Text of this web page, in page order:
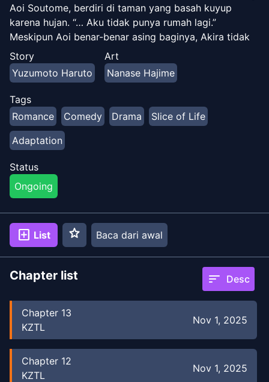
Aoi Soutome, berdiri di taman yang basah kuyup
karena hujan. “… Aku tidak punya rumah lagi.”
Meskipun Aoi benar-benar asing baginya, Akira tidak
bisa meninggalkan seorang gadis sendirian, jadi dia
membawanya pulang. "Terima kasih untuk
bantuannya." “I-Tidak apa-apa…” Ketika Akira
mendengar tentang situasi rumit Aoi, dia memutuskan
untuk membantunya dan membiarkannya tinggal
bersamanya sampai dia pindah ke sekolah baru. Meski
bingung dengan pengaturan kohabitasi baru mereka,
keduanya perlahan semakin dekat satu sama lain. Ini
adalah kisah cinta dua orang yang berulang kali
bertemu dan berpisah, seperti rekaman yang berputar.
Story
Yuzumoto Haruto
Art
Nanase Hajime
Tags
Romance
Comedy Drama
Slice of Life
Adaptation
Status
Ongoing
add_box List star Baca dari awal
Chapter list sort Desc
Chapter 13
KZTL
Nov 1, 2025
Chapter 12
KZTL
Nov 1, 2025